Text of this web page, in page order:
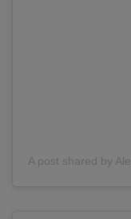
A post shared by